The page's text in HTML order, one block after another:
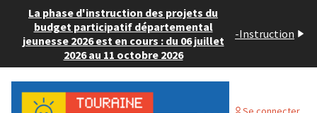
La phase d'instruction des projets du
budget participatif départemental
jeunesse 2026 est en cours : du 06 juillet
2026 au 11 octobre 2026
-Instruction